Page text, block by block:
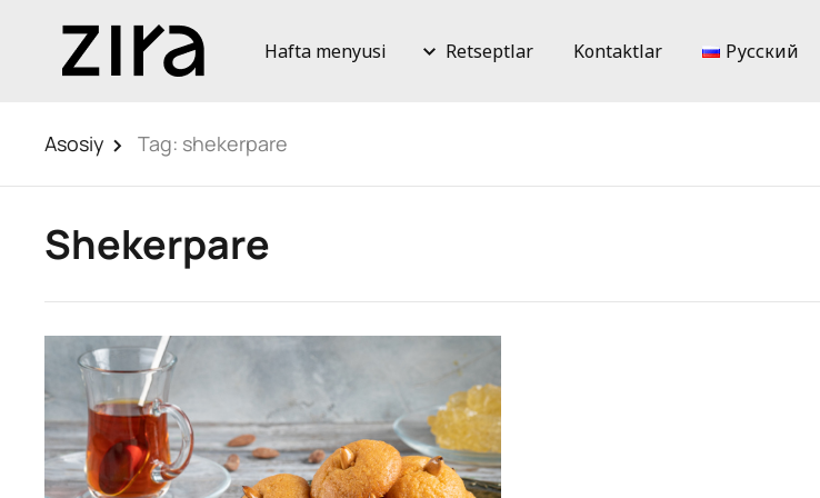
Hafta menyusi Retseptlar Kontaktlar Русский
Asosiy Tag: shekerpare
Shekerpare